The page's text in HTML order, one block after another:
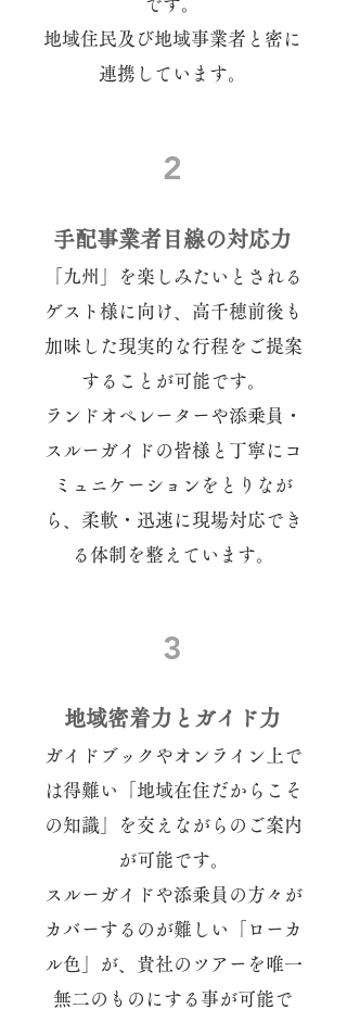
です。
​地域住民及び地域事業者と密に
連携しています。
2
手配事業者目線の対応力
「九州」を楽しみたいとされる
ゲスト様に向け、高千穂前後も
加味した現実的な行程をご提案
することが可能です。
ランドオペレーターや添乗員・
スルーガイドの皆様と丁寧にコ
ミュニケーションをとりなが
ら、柔軟・迅速に現場対応でき
る体制を整えています。
3
地域密着力とガイド力
ガイドブックやオンライン上で
は得難い「地域在住だからこそ
の知識」を交えながらのご案内
が可能です。
スルーガイドや添乗員の方々が
カバーするのが難しい「ローカ
ル色」が、貴社のツアーを唯一
無二のものにする事が可能で